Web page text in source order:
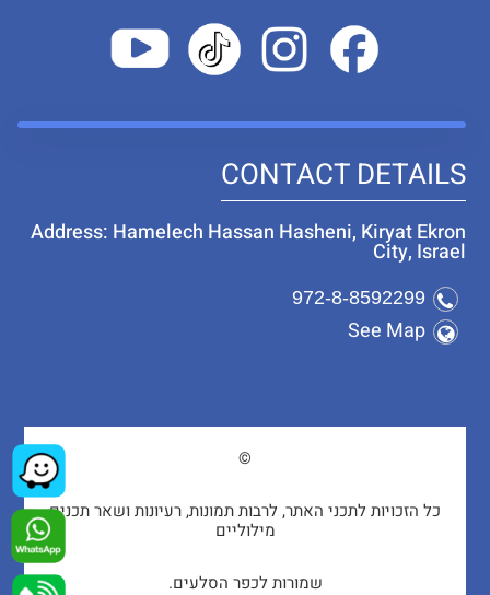
CONTACT DETAILS
Address: Hamelech Hassan Hasheni, Kiryat Ekron
City, Israel
972-8-8592299
See Map
©
כל הזכויות לתכני האתר, לרבות תמונות, רעיונות ושאר תכנים
מילוליים
שמורות לכפר הסלעים.